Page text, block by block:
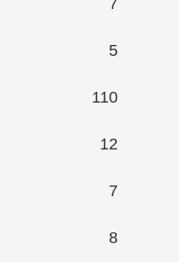
7
5
110
12
7
8